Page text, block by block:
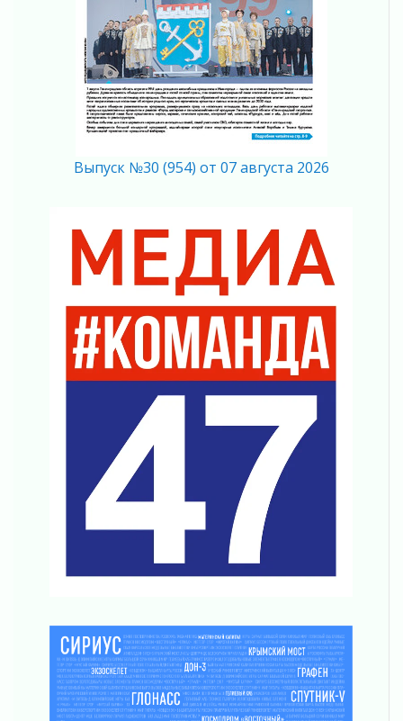
Ладожский мост полностью закроют на два
03 августа 2026
Музеи Ленобласти обновляют пространства
03 августа 2026
Новая площадка: 2027
Часть медиков в Ленобласти сможет
За сутки в Ленинградской области
ликвидировали 10 пожаров
03 августа 2026
Клюква наливается, но в корзинку пока не
просится
03 августа 2026
Строительные компании Ленобласти
подняли зарплаты почти на 40% за год
Шесть новых жизней в честь дня рождения
Ленинградской области
03 августа 2026
Уроки безопасности для детей и взрослых
03 августа 2026
Ленобласть отмечает День Воздушно-
Ленобласть отметила заслуги жителей перед
регионом и страной
02 августа 2026
Ладога — не пруд
02 августа 2026
Выпуск №30 (954) от 07 августа 2026